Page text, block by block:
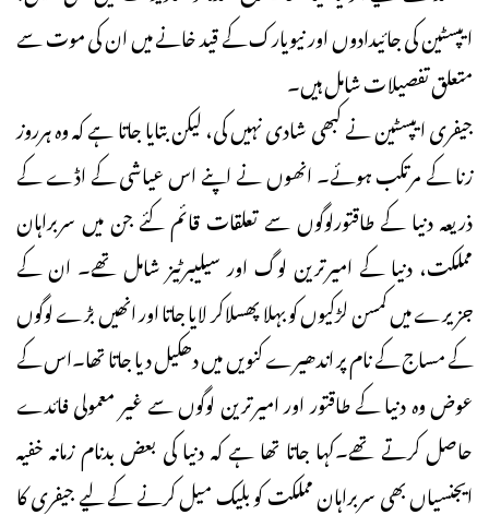
ایپسٹین کی جائیدادوں اور نیویارک کے قید خانے میں ان کی موت سے
متعلق تفصیلات شامل ہیں۔
جیفری ایپسٹین نے کبھی شادی نہیں کی، لیکن بتایا جاتا ہے کہ وہ ہرروز
زنا کے مرتکب ہوئے۔ انھوں نے اپنے اس عیاشی کے اڈے کے
ذریعہ دنیا کے طاقتورلوگوں سے تعلقات قائم کئے جن میں سربراہان
مملکت، دنیا کے امیرترین لوگ اور سیلیبرٹیز شامل تھے۔ ان کے
جزیرے میں کمسن لڑکیوں کو بہلا پھسلاکر لایا جاتا اور انھیں بڑے لوگوں
کے مساج کے نام پر اندھیرے کنویں میں دھکیل دیا جاتا تھا۔اس کے
عوض وہ دنیا کے طاقتور اور امیرترین لوگوں سے غیر معمولی فائدے
حاصل کرتے تھے۔کہا جاتا تھا ہے کہ دنیا کی بعض بدنام زمانہ خفیہ
ایجنسیاں بھی سربراہان مملکت کو بلیک میل کرنے کے لیے جیفری کا